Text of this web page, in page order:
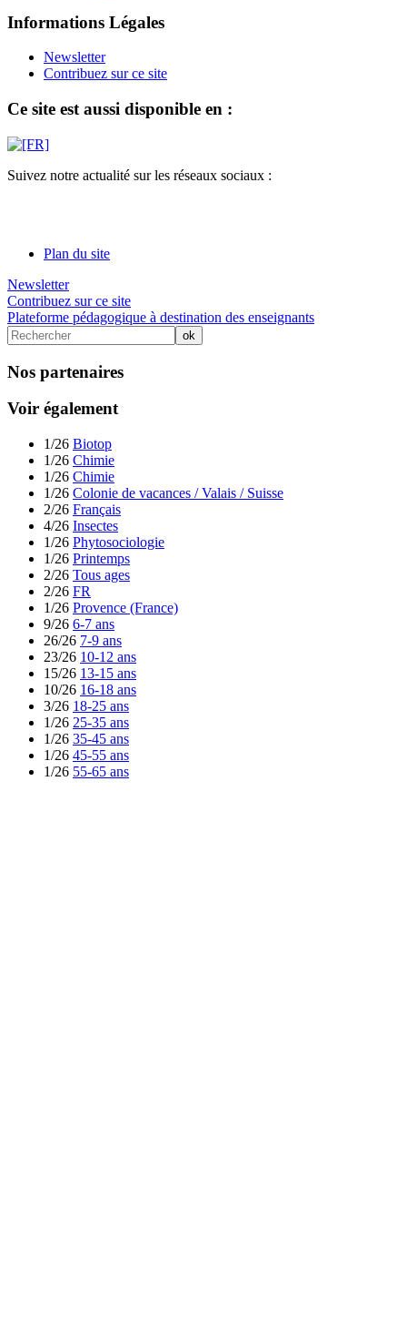
Informations Légales
Newsletter
Contribuez sur ce site
Ce site est aussi disponible en :
Suivez notre actualité sur les réseaux sociaux :
Plan du site
Newsletter
Contribuez sur ce site
Plateforme pédagogique à destination des enseignants
Nos partenaires
Voir également
1/26 Biotop
1/26 Chimie
1/26 Chimie
1/26 Colonie de vacances / Valais / Suisse
2/26 Français
4/26 Insectes
1/26 Phytosociologie
1/26 Printemps
2/26 Tous ages
2/26 FR
1/26 Provence (France)
9/26 6-7 ans
26/26 7-9 ans
23/26 10-12 ans
15/26 13-15 ans
10/26 16-18 ans
3/26 18-25 ans
1/26 25-35 ans
1/26 35-45 ans
1/26 45-55 ans
1/26 55-65 ans